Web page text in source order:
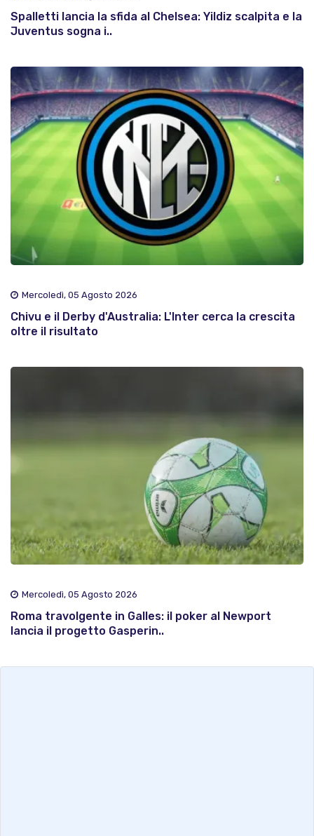
Spalletti lancia la sfida al Chelsea: Yildiz scalpita e la
Juventus sogna i..
Mercoledì, 05 Agosto 2026
Chivu e il Derby d'Australia: L'Inter cerca la crescita
oltre il risultato
Mercoledì, 05 Agosto 2026
Roma travolgente in Galles: il poker al Newport
lancia il progetto Gasperin..